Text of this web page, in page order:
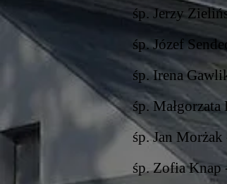
śp. Jerzy
śp. Józef
śp. Irena
śp.
śp. Jan
śp. Zofia Knap